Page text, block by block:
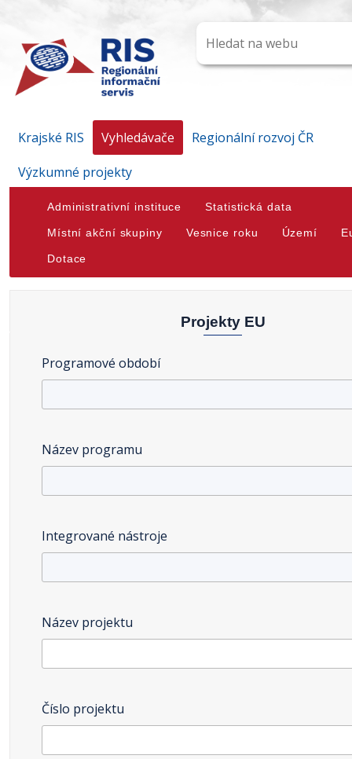
Krajské RIS Vyhledávače
Regionální rozvoj ČR
Výzkumné projekty
Administrativní instituce Statistická data
Místní akční skupiny Vesnice roku Území
Dotace
Projekty EU
Programové období
Název programu
Integrované nástroje
Název projektu
Číslo projektu